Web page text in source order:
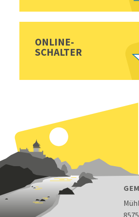
ONLINE-
SCHALTER
FOOTER